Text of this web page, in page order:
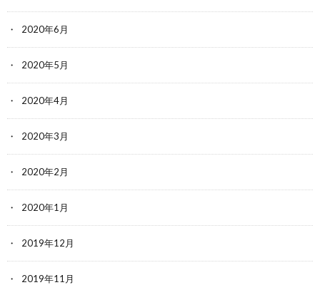
2020年6月
2020年5月
2020年4月
2020年3月
2020年2月
2020年1月
2019年12月
2019年11月